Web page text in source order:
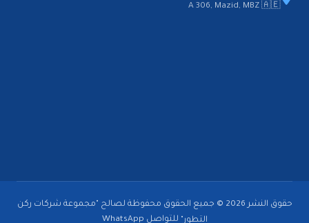
A 306, Mazid, MBZ 🇦🇪
حقوق النشر 2026 © جميع الحقوق محفوظة لصالح "مجموعة شركات ركن
التطور" للتواصل WhatsApp